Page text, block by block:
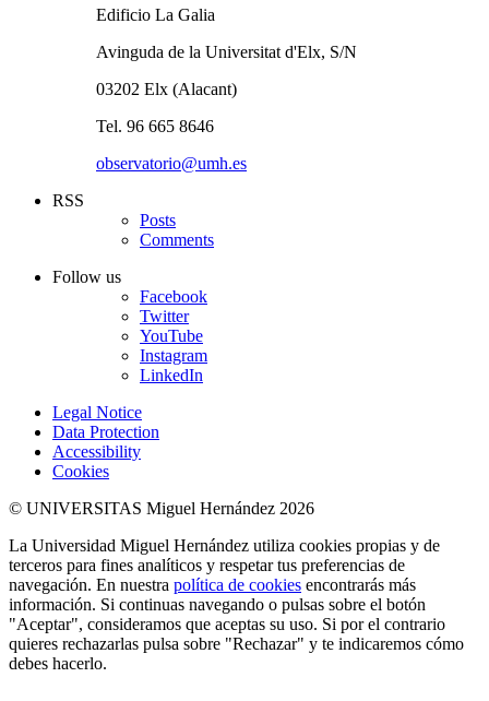
Edificio La Galia
Avinguda de la Universitat d'Elx, S/N
03202 Elx (Alacant)
Tel. 96 665 8646
observatorio@umh.es
RSS
Posts
Comments
Follow us
Facebook
Twitter
YouTube
Instagram
LinkedIn
Legal Notice
Data Protection
Accessibility
Cookies
© UNIVERSITAS Miguel Hernández 2026
La Universidad Miguel Hernández utiliza cookies propias y de
terceros para fines analíticos y respetar tus preferencias de
navegación. En nuestra política de cookies encontrarás más
información. Si continuas navegando o pulsas sobre el botón
"Aceptar", consideramos que aceptas su uso. Si por el contrario
quieres rechazarlas pulsa sobre "Rechazar" y te indicaremos cómo
debes hacerlo.